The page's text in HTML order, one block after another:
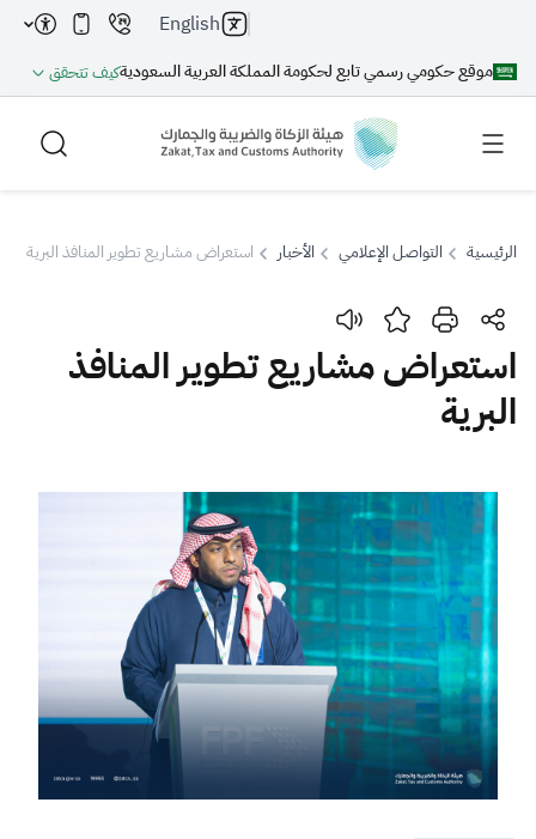
موقع حكومي رسمي تابع لحكومة المملكة العربية السعوديةكيف تتحقق
English
بحث
بحث
اقتراحات
الزكاة الجمارك
ضريبة القيمة المضافة
الإقرار الضريبي
التصرفات العقارية
الرئيسية التواصل الإعلامي الأخبار استعراض مشاريع تطوير المنافذ البرية
استعراض مشاريع تطوير المنافذ
البرية